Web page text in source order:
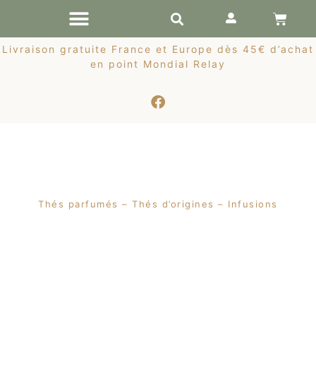
Livraison gratuite France et Europe dès 45€ d’achat
en point Mondial Relay
Thés parfumés – Thés d’origines – Infusions